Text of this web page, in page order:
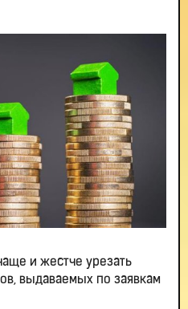
и жестче урезать
выдаваемых по заявкам